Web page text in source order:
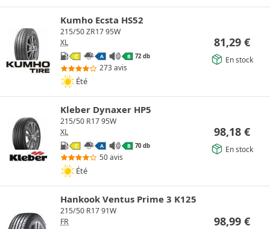
Kumho Ecsta HS52
215/50 ZR17 95W
XL
C A B 72 db
273 avis
Été
81,29 €
En stock
Kleber Dynaxer HP5
215/50 R17 95W
XL
C A B 70 db
50 avis
Été
98,18 €
En stock
Hankook Ventus Prime 3 K125
215/50 R17 91W
FR
98,99 €